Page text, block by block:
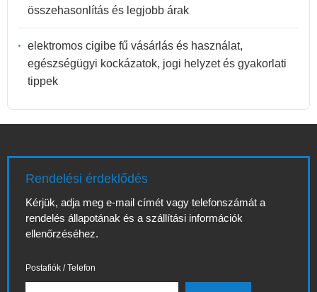
összehasonlítás és legjobb árak
elektromos cigibe fű vásárlás és használat,
egészségügyi kockázatok, jogi helyzet és gyakorlati
tippek
Rendelési érdeklődés
Kérjük, adja meg e-mail címét vagy telefonszámát a
rendelés állapotának és a szállítási információk
ellenőrzéséhez.
Postafiók / Telefon